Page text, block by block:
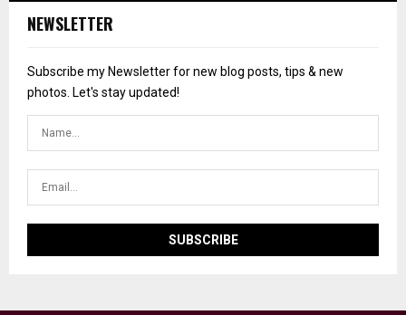
NEWSLETTER
Subscribe my Newsletter for new blog posts, tips & new
photos. Let's stay updated!